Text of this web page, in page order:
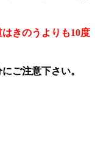
きのうよりも10度
ご注意下さい。